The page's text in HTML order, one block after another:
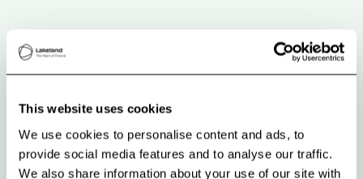
This website uses cookies
We use cookies to personalise content and ads, to
provide social media features and to analyse our traffic.
We also share information about your use of our site with